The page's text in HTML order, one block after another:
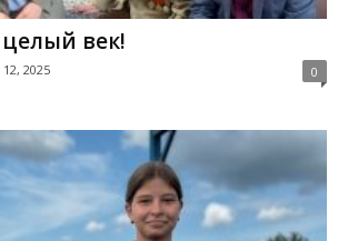
век!
12, 2025 0